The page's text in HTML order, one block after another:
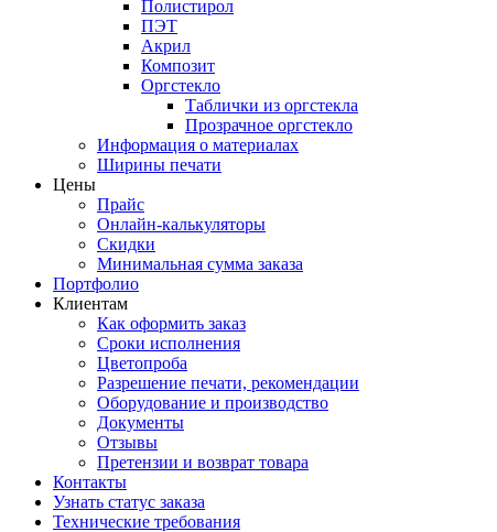
Полистирол
ПЭТ
Акрил
Композит
Оргстекло
Таблички из оргстекла
Прозрачное оргстекло
Информация о материалах
Ширины печати
Цены
Прайс
Онлайн-калькуляторы
Скидки
Минимальная сумма заказа
Портфолио
Клиентам
Как оформить заказ
Сроки исполнения
Цветопроба
Разрешение печати, рекомендации
Оборудование и производство
Документы
Отзывы
Претензии и возврат товара
Контакты
Узнать статус заказа
Технические требования